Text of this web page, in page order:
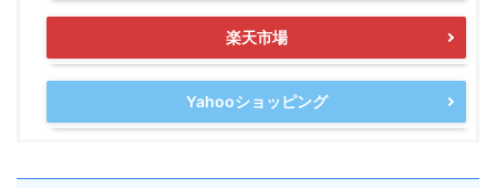
楽天市場
Yahooショッピング